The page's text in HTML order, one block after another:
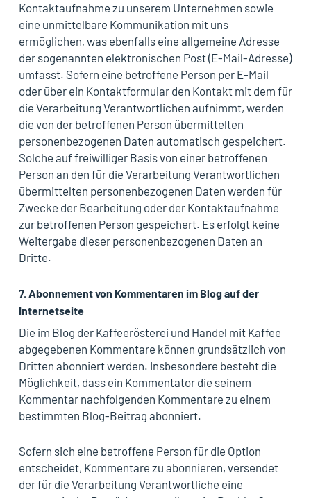
Kontaktaufnahme zu unserem Unternehmen sowie
eine unmittelbare Kommunikation mit uns
ermöglichen, was ebenfalls eine allgemeine Adresse
der sogenannten elektronischen Post (E-Mail-Adresse)
umfasst. Sofern eine betroffene Person per E-Mail
oder über ein Kontaktformular den Kontakt mit dem für
die Verarbeitung Verantwortlichen aufnimmt, werden
die von der betroffenen Person übermittelten
personenbezogenen Daten automatisch gespeichert.
Solche auf freiwilliger Basis von einer betroffenen
Person an den für die Verarbeitung Verantwortlichen
übermittelten personenbezogenen Daten werden für
Zwecke der Bearbeitung oder der Kontaktaufnahme
zur betroffenen Person gespeichert. Es erfolgt keine
Weitergabe dieser personenbezogenen Daten an
Dritte.
7. Abonnement von Kommentaren im Blog auf der
Internetseite
Die im Blog der Kaffeerösterei und Handel mit Kaffee
abgegebenen Kommentare können grundsätzlich von
Dritten abonniert werden. Insbesondere besteht die
Möglichkeit, dass ein Kommentator die seinem
Kommentar nachfolgenden Kommentare zu einem
bestimmten Blog-Beitrag abonniert.
Sofern sich eine betroffene Person für die Option
entscheidet, Kommentare zu abonnieren, versendet
der für die Verarbeitung Verantwortliche eine